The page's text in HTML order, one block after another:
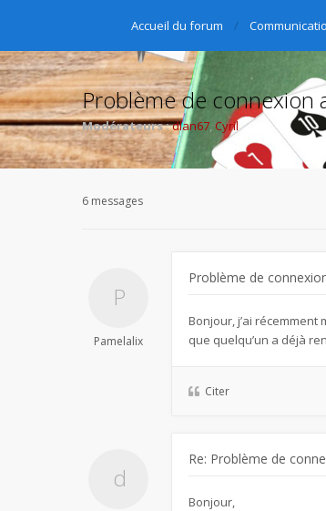
Accueil du forum
Problème de connexion
Modérateurs :dlan67, Cyril
6 messages
Pamelalix
Problème de
Bonjour, j’ai
que quelqu’un a déjà
Citer
Re: Problème de
Bonjour,